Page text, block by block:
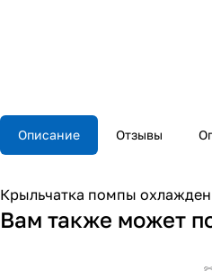
Описание Отзывы
Крыльчатка помпы
Вам также может